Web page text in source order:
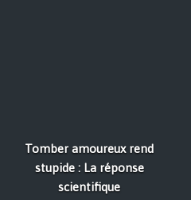
Tomber amoureux rend
stupide : La réponse
scientifique